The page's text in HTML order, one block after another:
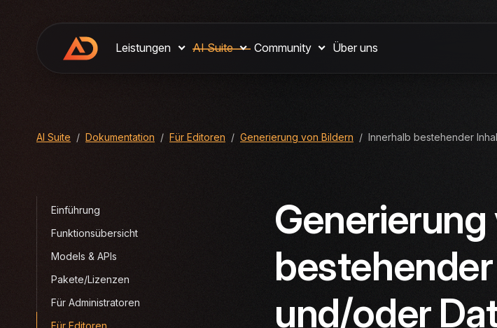
Leistungen AI Suite Community Über uns
You are here:
AI Suite Dokumentation Für Editoren Generierung von Bildern Innerhalb bestehender
und/oder
Einführung
Funktionsübersicht
Models & APIs
Pakete/Lizenzen
Für Administratoren
Für Editoren